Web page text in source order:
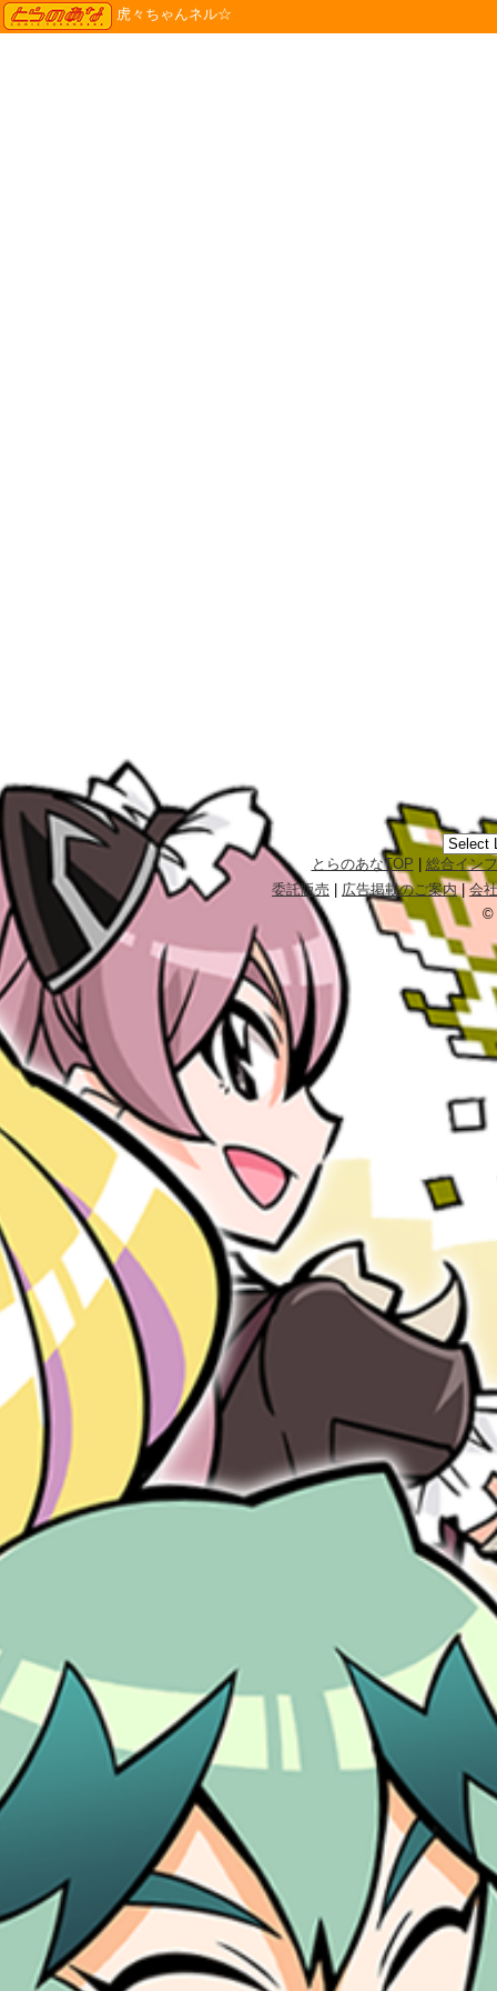
TORANOANA
虎々ちゃんネル☆
とらのあなTOP
総合イン
委託販売
広告掲載のご案内|会
©